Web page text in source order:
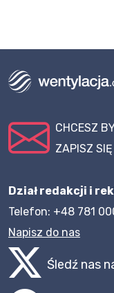
CHCESZ
ZAPISZ
Dział redakcji i
Telefon: +48 781
Napisz do nas
Śledź nas